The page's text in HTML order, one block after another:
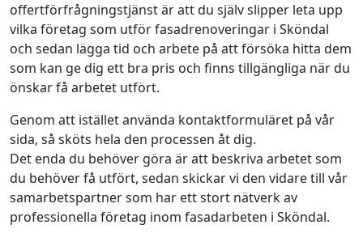
offertförfrågningstjänst är att du själv slipper leta upp
vilka företag som utför fasadrenoveringar i Sköndal
och sedan lägga tid och arbete på att försöka hitta dem
som kan ge dig ett bra pris och finns tillgängliga när du
önskar få arbetet utfört.
Genom att istället använda kontaktformuläret på vår
sida, så sköts hela den processen åt dig.
Det enda du behöver göra är att beskriva arbetet som
du behöver få utfört, sedan skickar vi den vidare till vår
samarbetspartner som har ett stort nätverk av
professionella företag inom fasadarbeten i Sköndal.